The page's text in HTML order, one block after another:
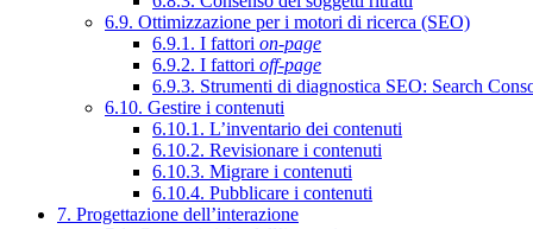
6.9. Ottimizzazione per i motori di ricerca (SEO)
6.9.1. I fattori on-page
6.9.2. I fattori off-page
6.9.3. Strumenti di diagnostica SEO: Search
6.10. Gestire i contenuti
6.10.1. L’inventario dei contenuti
6.10.2. Revisionare i contenuti
6.10.3. Migrare i contenuti
6.10.4. Pubblicare i contenuti
7. Progettazione dell’interazione